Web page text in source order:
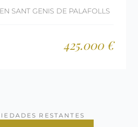
SANT GENIS DE PALAFOLLS
425.000 €
RESTANTES